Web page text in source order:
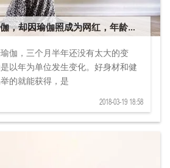
，却因瑜伽照成为网红，年龄成
伽，三个月半年还没有太大的变
以年为单位发生变化。好身材和健
的就能获得，是
2018-03-19 18:58